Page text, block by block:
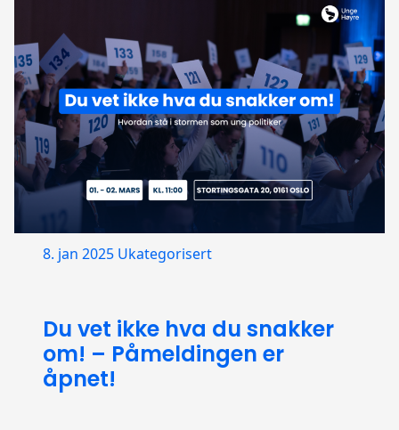
8. jan 2025 Ukategorisert
Du vet ikke hva du snakker
om! – Påmeldingen er
åpnet!